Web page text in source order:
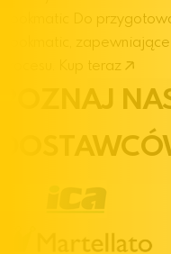
Do
Cookmatic,
Kup teraz
POZNAJ